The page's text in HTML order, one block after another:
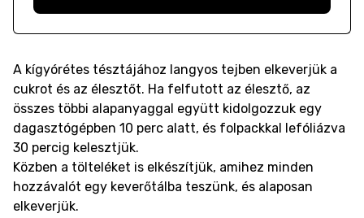
A kígyórétes tésztájához langyos tejben elkeverjük a
cukrot és az élesztőt. Ha felfutott az élesztő, az
összes többi alapanyaggal együtt kidolgozzuk egy
dagasztógépben 10 perc alatt, és folpackkal lefóliázva
30 percig kelesztjük.
Közben a tölteléket is elkészítjük, amihez minden
hozzávalót egy keverőtálba teszünk, és alaposan
elkeverjük.